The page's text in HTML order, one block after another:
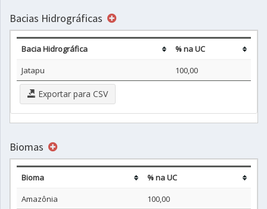
Bacias Hidrográficas
Bacia Hidrográfica
% na UC
Jatapu
100,00
Exportar para CSV
Biomas
Bioma
% na UC
Amazônia
100,00